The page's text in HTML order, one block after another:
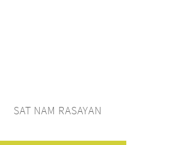
SAT NAM RASAYAN